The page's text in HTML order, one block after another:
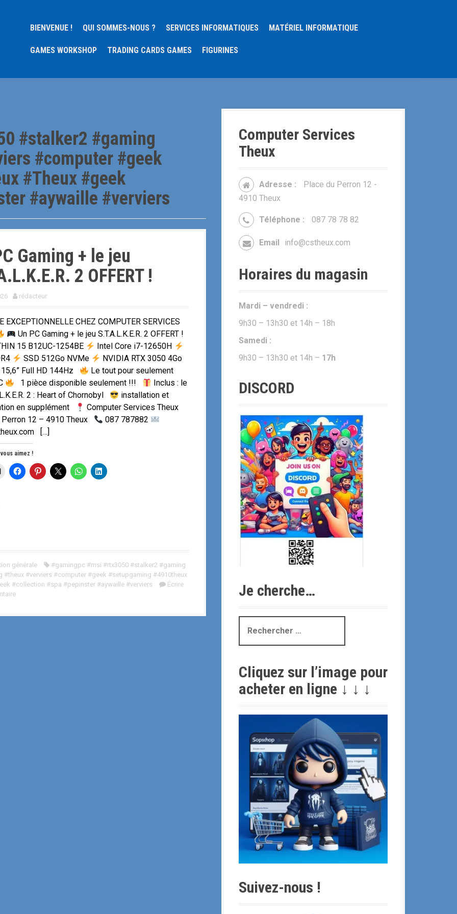
BIENVENUE ! QUI SOMMES-NOUS ? SERVICES INFORMATIQUES MATÉRIEL INFORMATIQUE
GAMES WORKSHOP TRADING CARDS GAMES FIGURINES
#stalker2 #gaming
#computer #geek
#Theux #geek
#aywaille #verviers
Gaming + le jeu
2 OFFERT !
rédacteur
EXCEPTIONNELLE CHEZ COMPUTER SERVICES
Un PC Gaming + le jeu S.T.A.L.K.E.R. 2 OFFERT !
15 B12UC-1254BE
Intel Core i7-12650H
SSD 512Go NVMe
NVIDIA RTX 3050 4Go
15,6” Full HD 144Hz
Le tout pour seulement
1 pièce disponible seulement !!!
Inclus : le
2 : Heart of Chornobyl
installation et
en supplément
Computer Services Theux
Perron 12 – 4910 Theux
087 787882
[…]
aimez !
générale
#gamingpc #msi #rtx3050 #stalker2 #gaming
#theux #verviers #computer #geek #setupgaming #4910theux
#collection #spa #pepinster #aywaille #verviers
Écrire
Computer Services
Theux
Adresse :
Place du Perron 12 -
4910 Theux
Téléphone : 087 78 78 82
Email info@cstheux.com
Horaires du magasin
Mardi – vendredi :
9h30 – 13h30 et 14h – 18h
Samedi :
9h30 – 13h30 et 14h – 17h
DISCORD
Je cherche…
c
e
c
Cliquez sur l’image pour
acheter en ligne ↓ ↓ ↓
Suivez-nous !